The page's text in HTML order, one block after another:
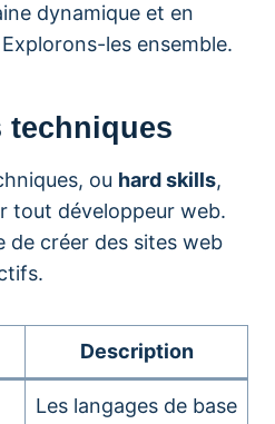
dynamique et en
les ensemble.
techniques
ou hard skills,
tout développeur web.
de créer des sites web
Description
Les langages de base